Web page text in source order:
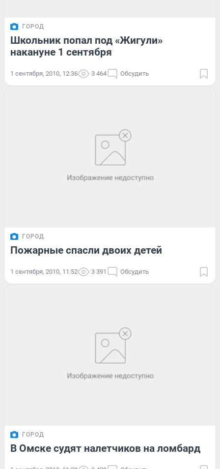
ГОРОД
Школьник попал под «Жигули»
накануне 1 сентября
1 сентября, 2010, 12:36 3 464 Обсудить
ГОРОД
Пожарные спасли двоих детей
1 сентября, 2010, 11:52 3 391 Обсудить
ГОРОД
В Омске судят налетчиков на ломбард